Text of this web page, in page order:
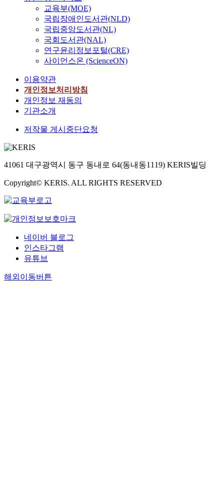
교육부(MOE)
국립장애인도서관(NLD)
국립중앙도서관(NL)
국회도서관(NAL)
연구윤리정보포털(CRE)
사이언스온 (ScienceON)
이용약관
개인정보처리방침
개인정보 재동의
기관소개
저작물 게시중단요청
41061 대구광역시 동구 동내로 64(동내동1119) KERIS빌딩
Copyright© KERIS. ALL RIGHTS RESERVED
네이버 블로그
인스타그램
유튜브
해외이동버튼